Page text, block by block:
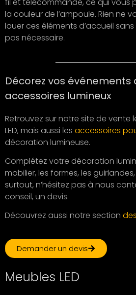
fil et télécommande, ce qui vous
la couleur de l’ampoule. Rien ne
louer ces éléments d’accueil sans
pas nécessaire.
Décorez vos événements
accessoires lumineux
Retrouvez sur notre site de vente
LED, mais aussi les accessoires
décoration lumineuse.
Complétez votre décoration
mobilier, les formes, les
surtout, n’hésitez pas à nous
conseil, un devis.
Découvrez aussi notre section
Demander un devis
Meubles LED